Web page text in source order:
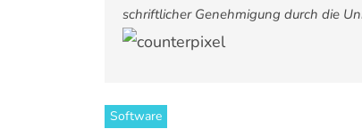
schriftlicher Genehmigung durch die
Software